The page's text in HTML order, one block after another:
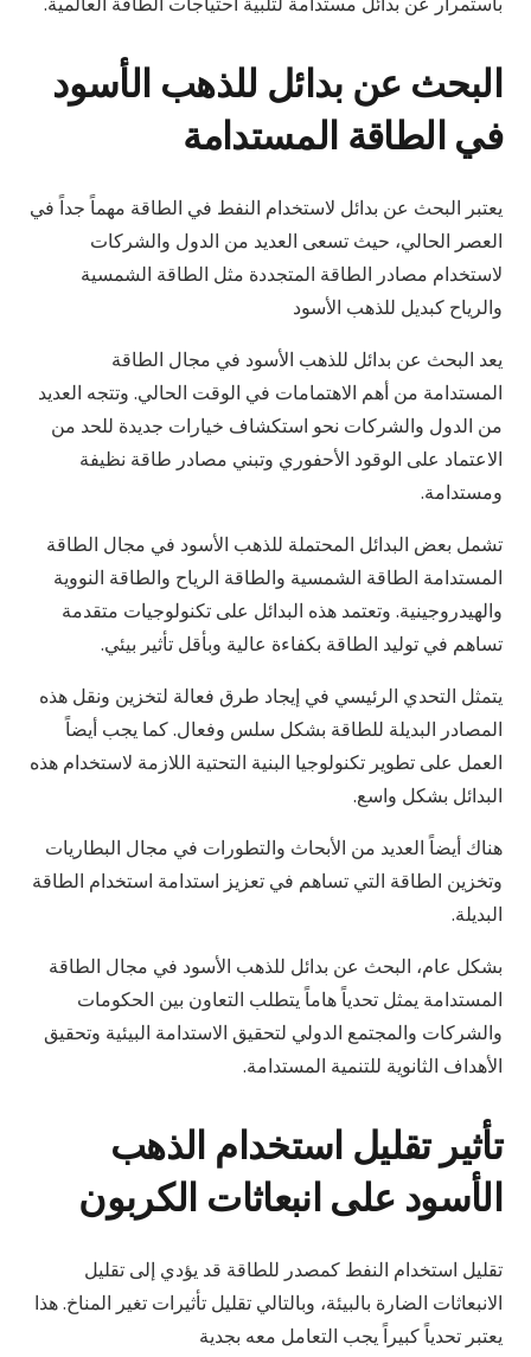
البحث عن بدائل للذهب الأسود
في الطاقة المستدامة
يعتبر البحث عن بدائل لاستخدام النفط في الطاقة مهماً جداً في
العصر الحالي، حيث تسعى العديد من الدول والشركات
لاستخدام مصادر الطاقة المتجددة مثل الطاقة الشمسية
والرياح كبديل للذهب الأسود
يعد البحث عن بدائل للذهب الأسود في مجال الطاقة
المستدامة من أهم الاهتمامات في الوقت الحالي. وتتجه العديد
من الدول والشركات نحو استكشاف خيارات جديدة للحد من
الاعتماد على الوقود الأحفوري وتبني مصادر طاقة نظيفة
ومستدامة.
تشمل بعض البدائل المحتملة للذهب الأسود في مجال الطاقة
المستدامة الطاقة الشمسية والطاقة الرياح والطاقة النووية
والهيدروجينية. وتعتمد هذه البدائل على تكنولوجيات متقدمة
تساهم في توليد الطاقة بكفاءة عالية وبأقل تأثير بيئي.
يتمثل التحدي الرئيسي في إيجاد طرق فعالة لتخزين ونقل هذه
المصادر البديلة للطاقة بشكل سلس وفعال. كما يجب أيضاً
العمل على تطوير تكنولوجيا البنية التحتية اللازمة لاستخدام هذه
البدائل بشكل واسع.
هناك أيضاً العديد من الأبحاث والتطورات في مجال البطاريات
وتخزين الطاقة التي تساهم في تعزيز استدامة استخدام الطاقة
البديلة.
بشكل عام، البحث عن بدائل للذهب الأسود في مجال الطاقة
المستدامة يمثل تحدياً هاماً يتطلب التعاون بين الحكومات
والشركات والمجتمع الدولي لتحقيق الاستدامة البيئية وتحقيق
الأهداف الثانوية للتنمية المستدامة.
تأثير تقليل استخدام الذهب
الأسود على انبعاثات الكربون
تقليل استخدام النفط كمصدر للطاقة قد يؤدي إلى تقليل
الانبعاثات الضارة بالبيئة، وبالتالي تقليل تأثيرات تغير المناخ. هذا
يعتبر تحدياً كبيراً يجب التعامل معه بجدية